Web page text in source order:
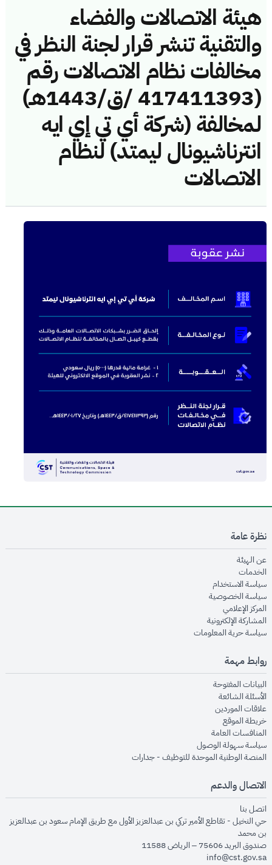
هيئة الاتصالات والفضاء
والتقنية تنشر قرار لجنة النظر في
مخالفات نظام الاتصالات رقم
(417411393 /ق/1443هـ)
لمخالفة (شركة أي تي إي ايه
انترناشيونال ليمتد) لنظام
الاتصالات
نظرة عامة
عن الهيئةopens in new window
الخدماتopens in new window
سياسة الاستخدام
سياسة الخصوصيةopens in new window
المركز الإعلاميopens in new window
المشاركة الإلكترونيةopens in new window
سياسة حرية المعلوماتopens in new window
روابط مهمة
البيانات المفتوحةopens in new window
الأسئلة الشائعةopens in new window
علاقات الموردينopens in new window
خريطة الموقعopens in new window
المنافسات العامةopens in new window
سياسة سهولة الوصولopens in new window
المنصة الوطنية الموحدة للتوظيف - جداراتopens in new window
الاتصال والدعم
اتصل بنا
حي النخيل - تقاطع الأمير تركي بن عبدالعزيز الأول مع طريق الإمام سعود بن عبدالعزيز
بن محمد
صندوق البريد 75606 – الرياض 11588
info@cst.gov.sa